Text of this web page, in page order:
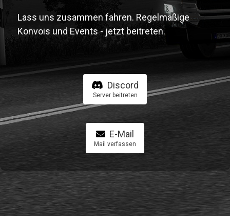
Lass uns zusammen fahren. Regelmäßige
Konvois und Events - jetzt beitreten.
Discord
Server beitreten
E-Mail
Mail verfassen